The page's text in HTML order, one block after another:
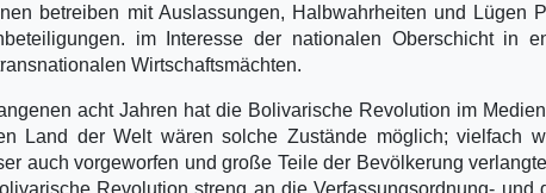
betreiben mit Auslassungen, Halbwahrheiten und Lügen
im Interesse der nationalen Oberschicht in
Wirtschaftsmächten.
acht Jahren hat die Bolivarische Revolution im
Land der Welt wären solche Zustände möglich; vielfach
auch vorgeworfen und große Teile der Bevölkerung
Revolution streng an die Verfassungsordnung- und